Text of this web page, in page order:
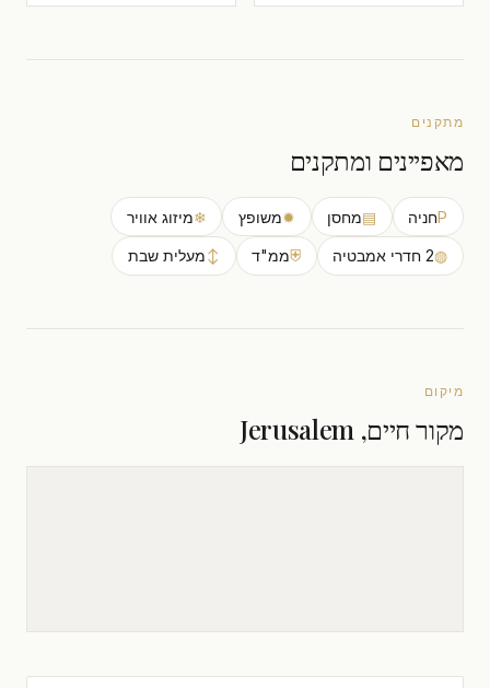
מתקנים
מאפיינים ומתקנים
Pחניה ▤מחסן ✹משופץ ❄מיזוג אוויר
◍2 חדרי אמבטיה ⛨ממ"ד ↕מעלית שבת
מיקום
מקור חיים, Jerusalem